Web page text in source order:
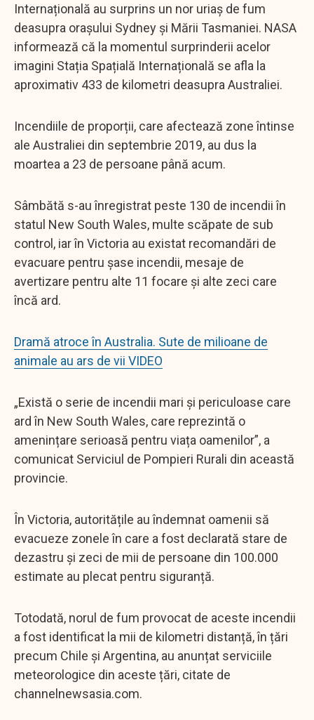
Internațională au surprins un nor uriaș de fum
deasupra orașului Sydney și Mării Tasmaniei. NASA
informează că la momentul surprinderii acelor
imagini Stația Spațială Internațională se afla la
aproximativ 433 de kilometri deasupra Australiei.
Incendiile de proporții, care afectează zone întinse
ale Australiei din septembrie 2019, au dus la
moartea a 23 de persoane până acum.
Sâmbătă s-au înregistrat peste 130 de incendii în
statul New South Wales, multe scăpate de sub
control, iar în Victoria au existat recomandări de
evacuare pentru șase incendii, mesaje de
avertizare pentru alte 11 focare și alte zeci care
încă ard.
Dramă atroce în Australia. Sute de milioane de
animale au ars de vii VIDEO
„Există o serie de incendii mari și periculoase care
ard în New South Wales, care reprezintă o
amenințare serioasă pentru viața oamenilor”, a
comunicat Serviciul de Pompieri Rurali din această
provincie.
În Victoria, autoritățile au îndemnat oamenii să
evacueze zonele în care a fost declarată stare de
dezastru și zeci de mii de persoane din 100.000
estimate au plecat pentru siguranță.
Totodată, norul de fum provocat de aceste incendii
a fost identificat la mii de kilometri distanță, în țări
precum Chile și Argentina, au anunțat serviciile
meteorologice din aceste țări, citate de
channelnewsasia.com.